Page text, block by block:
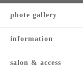
phote gallery
information
salon & access